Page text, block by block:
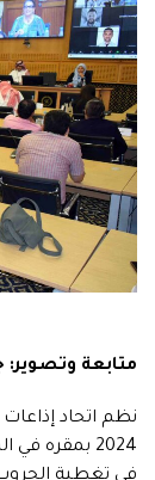
متابعة وتصوير:
2024 بمقره
في تغطية